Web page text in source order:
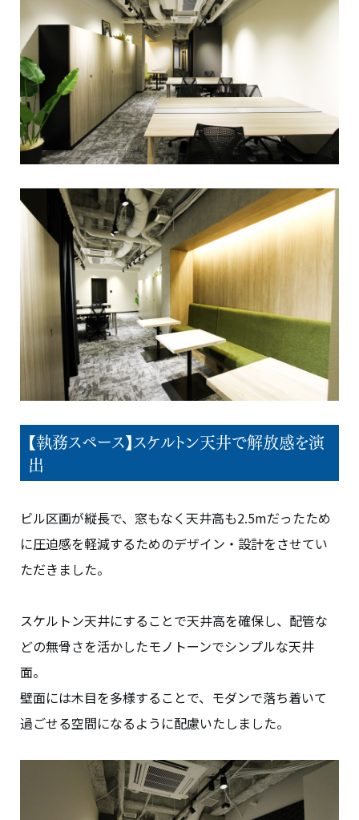
【執務スペース】スケルトン天井で解放感を演
出
ビル区画が縦長で、窓もなく天井高も2.5mだったため
に圧迫感を軽減するためのデザイン・設計をさせてい
ただきました。
スケルトン天井にすることで天井高を確保し、配管な
どの無骨さを活かしたモノトーンでシンプルな天井
面。
壁面には木目を多様することで、モダンで落ち着いて
過ごせる空間になるように配慮いたしました。